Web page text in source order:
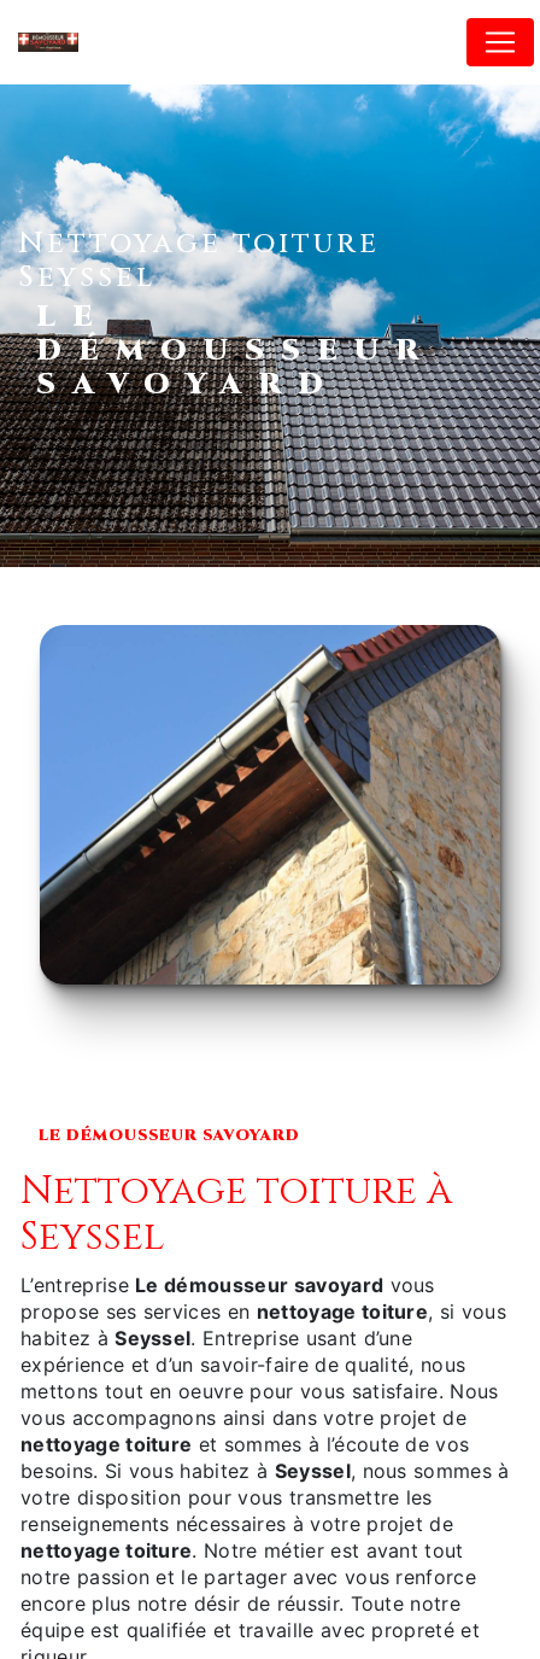
nettoyage toiture
Seyssel
LE
DÉMOUSSEUR
SAVOYARD
LE DÉMOUSSEUR SAVOYARD
nettoyage toiture à
Seyssel
L’entreprise Le démousseur savoyard vous
propose ses services en nettoyage toiture, si vous
habitez àSeyssel. Entreprise usant d’une
expérience et d’un savoir-faire de qualité, nous
mettons tout en oeuvre pour vous satisfaire. Nous
vous accompagnons ainsi dans votre projet de
nettoyage toiture et sommes à l’écoute de vos
besoins. Si vous habitez à Seyssel, nous sommes à
votre disposition pour vous transmettre les
renseignements nécessaires à votre projet de
nettoyage toiture. Notre métier est avant tout
notre passion et le partager avec vous renforce
encore plus notre désir de réussir. Toute notre
équipe est qualifiée et travaille avec propreté et